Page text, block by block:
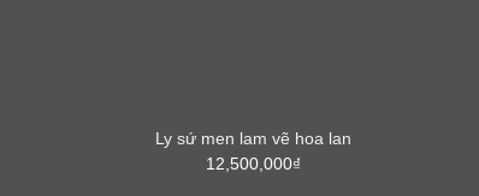
Ly sứ men lam vẽ hoa lan
12,500,000₫